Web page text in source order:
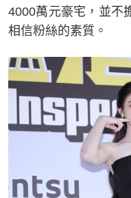
4000萬元豪宅，並不
相信粉絲的素質。